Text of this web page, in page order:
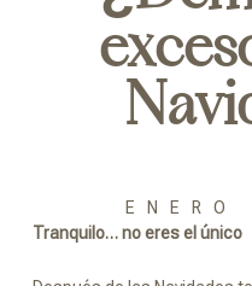
Tranquilo… no eres el único